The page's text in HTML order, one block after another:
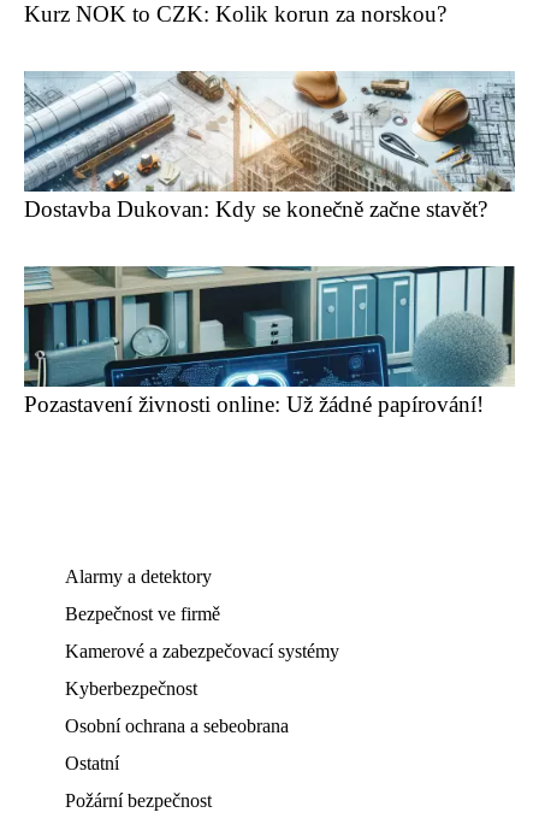
Kurz NOK to CZK: Kolik korun za norskou?
Dostavba Dukovan: Kdy se konečně začne stavět?
Pozastavení živnosti online: Už žádné papírování!
Alarmy a detektory
Bezpečnost ve firmě
Kamerové a zabezpečovací systémy
Kyberbezpečnost
Osobní ochrana a sebeobrana
Ostatní
Požární bezpečnost